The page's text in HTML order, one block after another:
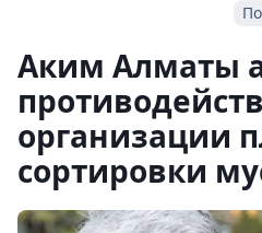
Аким Алматы
организации
сортировки